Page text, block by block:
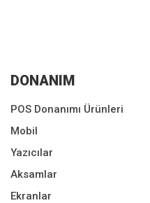
DONANIM
POS Donanımı Ürünleri
Mobil
Yazıcılar
Aksamlar
Ekranlar